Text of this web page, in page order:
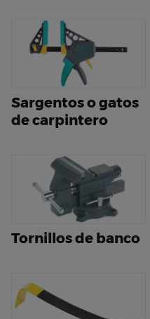
Sargentos o gatos
de carpintero
Tornillos de banco